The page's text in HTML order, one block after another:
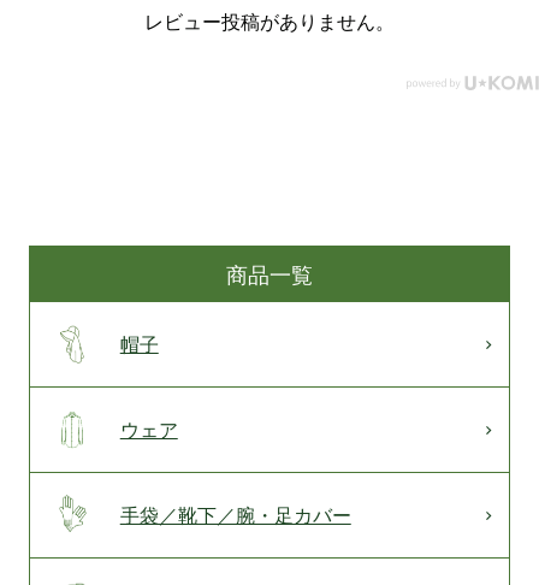
レビュー投稿がありません。
商品一覧
帽子
ウェア
手袋／靴下／腕・足カバー